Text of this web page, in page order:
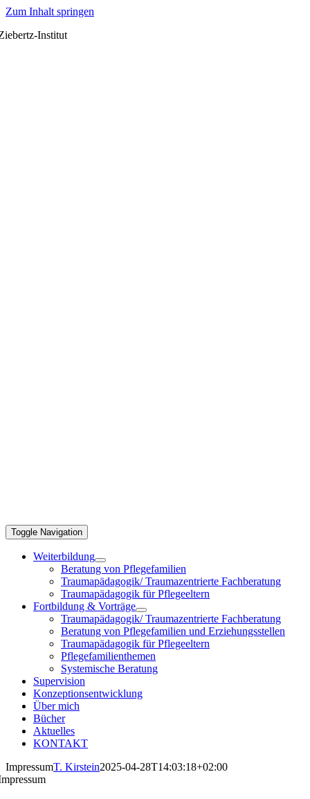
Zum Inhalt springen
Institut
Toggle Navigation
Weiterbildung
Beratung von Pflegefamilien
Traumapädagogik/ Traumazentrierte Fachberatung
Traumapädagogik für Pflegeeltern
Fortbildung & Vorträge
Traumapädagogik/ Traumazentrierte Fachberatung
Beratung von Pflegefamilien und Erziehungsstellen
Traumapädagogik für Pflegeeltern
Pflegefamilienthemen
Systemische Beratung
Supervision
Konzeptionsentwicklung
Über mich
Bücher
Aktuelles
KONTAKT
ImpressumT. Kirstein2025-04-28T14:03:18+02:00